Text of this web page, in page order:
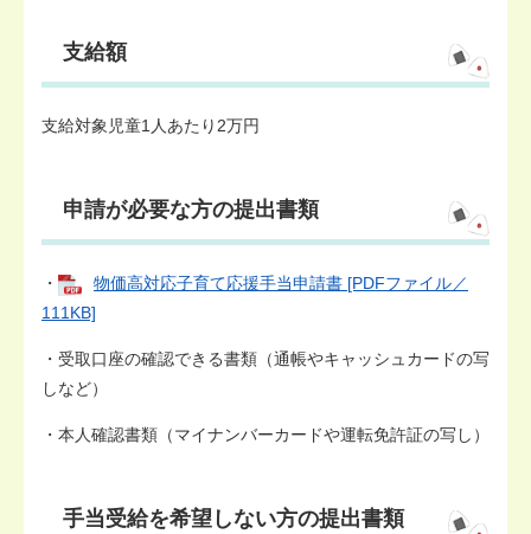
支給額
支給対象児童1人あたり2万円
申請が必要な方の提出書類
・
物価高対応子育て応援手当申請書 [PDFファイル／
111KB]
・受取口座の確認できる書類（通帳やキャッシュカードの写
しなど）
・本人確認書類（マイナンバーカードや運転免許証の写し）
手当受給を希望しない方の提出書類